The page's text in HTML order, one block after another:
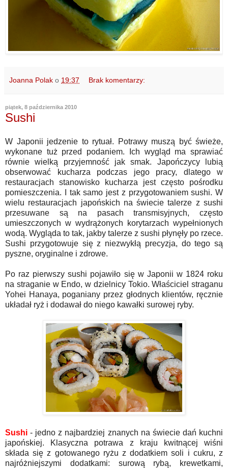
Joanna Polak o 19:37 Brak komentarzy:
piątek, 8 października 2010
Sushi
W Japonii jedzenie to rytuał. Potrawy muszą być świeże,
wykonane tuż przed podaniem. Ich wygląd ma sprawiać
równie wielką przyjemność jak smak. Japończycy lubią
obserwować kucharza podczas jego pracy, dlatego w
restauracjach stanowisko kucharza jest często pośrodku
pomieszczenia. I tak samo jest z przygotowaniem sushi. W
wielu restauracjach japońskich na świecie talerze z sushi
przesuwane są na pasach transmisyjnych, często
umieszczonych w wydrążonych korytarzach wypełnionych
wodą. Wygląda to tak, jakby talerze z sushi płynęły po rzece.
Sushi przygotowuje się z niezwykłą precyzja, do tego są
pyszne, oryginalne i zdrowe.
Po raz pierwszy sushi pojawiło się w Japonii w 1824 roku
na straganie w Endo, w dzielnicy Tokio. Właściciel straganu
Yohei Hanaya, poganiany przez głodnych klientów, ręcznie
układał ryż i dodawał do niego kawałki surowej ryby.
Sushi- jedno z najbardziej znanych na świecie dań kuchni
japońskiej. Klasyczna potrawa z kraju kwitnącej wiśni
składa się z gotowanego ryżu z dodatkiem soli i cukru, z
najróżniejszymi dodatkami: surową rybą, krewetkami,